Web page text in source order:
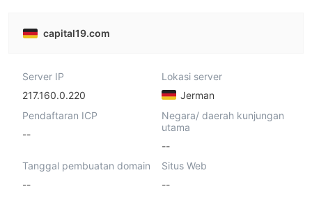
capital19.com
Server IP
217.160.0.220
Lokasi server
Jerman
Pendaftaran ICP
--
Negara/ daerah kunjungan
utama
--
Tanggal pembuatan domain
--
Situs Web
--